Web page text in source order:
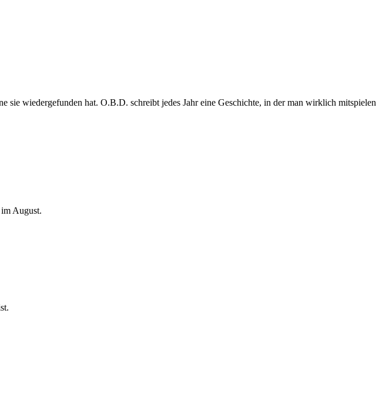
wiedergefunden hat. O.B.D. schreibt jedes Jahr eine Geschichte, in der man wirklich mitspielen
August.